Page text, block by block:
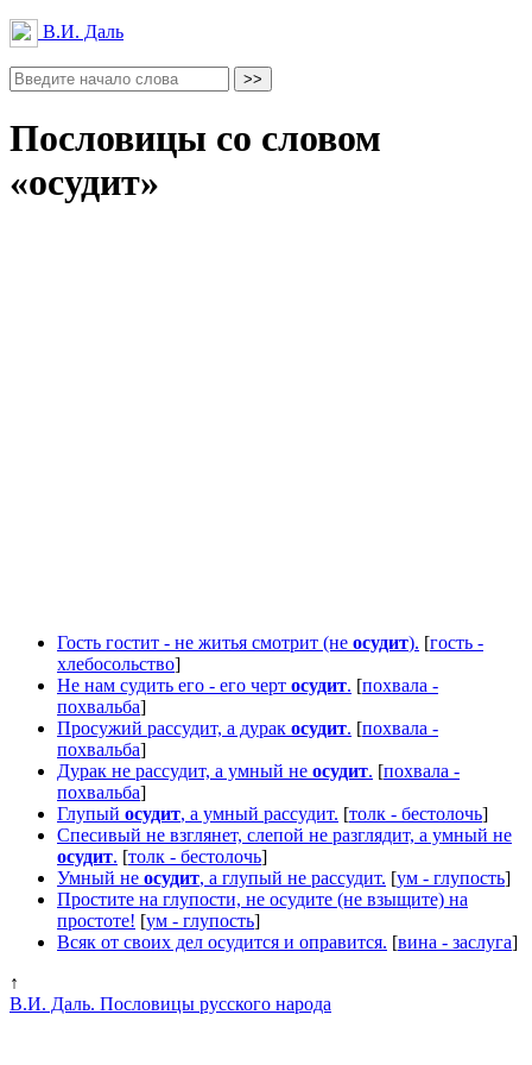
В.И. Даль
Пословицы со словом
«осудит»
Гость гостит - не житья смотрит (не осудит). [гость -
хлебосольство]
Не нам судить его - его черт осудит. [похвала -
похвальба]
Просужий рассудит, а дурак осудит. [похвала -
похвальба]
Дурак не рассудит, а умный не осудит. [похвала -
похвальба]
Глупый осудит, а умный рассудит. [толк - бестолочь]
Спесивый не взглянет, слепой не разглядит, а умный не
осудит. [толк - бестолочь]
Умный не осудит, а глупый не рассудит. [ум - глупость]
Простите на глупости, не осудите (не взыщите) на
простоте! [ум - глупость]
Всяк от своих дел осудится и оправится. [вина - заслуга]
↑
В.И. Даль. Пословицы русского народа